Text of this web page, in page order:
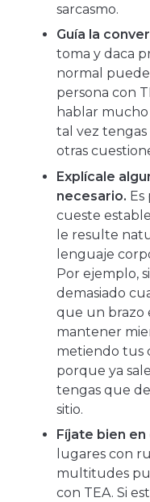
sarcasmo.
Guía la
toma y daca
normal
persona con
hablar
tal vez
otras
Explícale
necesario. Es
cueste
le resulte
lenguaje
Por ejemplo,
demasiado
que un brazo
mantener
metiendo tus
porque ya
tengas que
sitio.
Fíjate bien
lugares con
multitudes
con TEA. Si